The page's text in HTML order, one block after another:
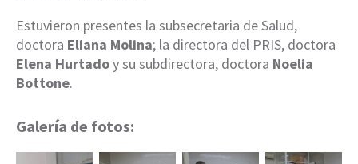
Estuvieron presentes la subsecretaria de Salud,
doctora Eliana Molina; la directora del PRIS, doctora
Elena Hurtadoy su subdirectora, doctora Noelia
Bottone.
Galería de fotos: